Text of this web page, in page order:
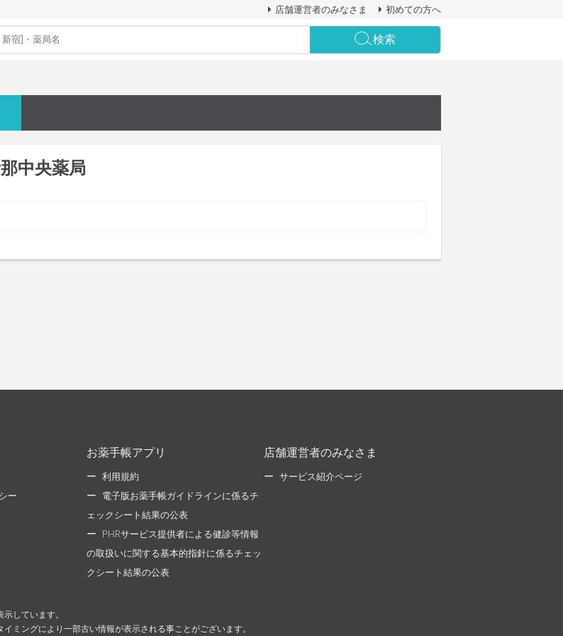
店舗運営者のみなさま 初めての方へ
検索
中央薬局
ー
お薬手帳アプリ
利用規約
電子版お薬手帳ガイドラインに係るチ
ェックシート結果の公表
PHRサービス提供者による健診等情報
の取扱いに関する基本的指針に係るチェッ
クシート結果の公表
店舗運営者のみなさま
サービス紹介ページ
しています。
ミングにより一部古い情報が表示される事ことがございます。